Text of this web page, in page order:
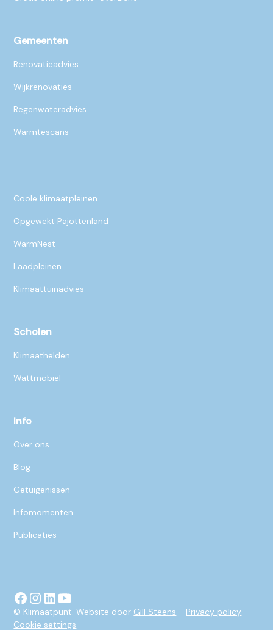
Gemeenten
Renovatieadvies
Wijkrenovaties
Regenwateradvies
Warmtescans
Coole klimaatpleinen
Opgewekt Pajottenland
WarmNest
Laadpleinen
Klimaattuinadvies
Scholen
Klimaathelden
Wattmobiel
Info
Over ons
Blog
Getuigenissen
Infomomenten
Publicaties
© Klimaatpunt. Website door Gill Steens - Privacy policy -
Cookie settings